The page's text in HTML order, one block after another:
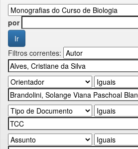
por
Filtros correntes: